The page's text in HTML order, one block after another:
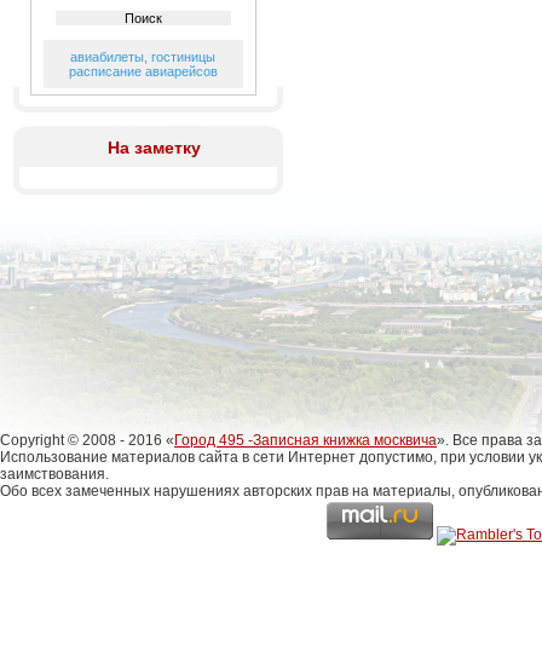
авиабилеты ,гостиницы
расписание авиарейсов
На заметку
Copyright © 2008 - 2016 « Город 495 -Записная книжка москвича». Все права
Использование материалов сайта в сети Интернет допустимо, при условии
заимствования.
Обо всех замеченных нарушениях авторских прав на материалы,